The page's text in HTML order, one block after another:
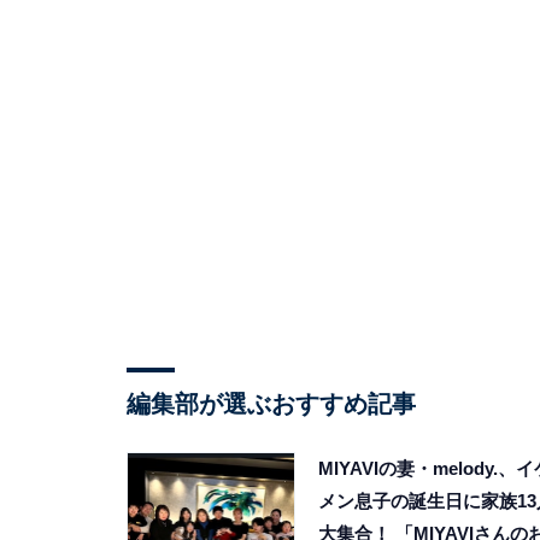
編集部が選ぶおすすめ記事
MIYAVIの妻・melody.、イ
メン息子の誕生日に家族13
大集合！ 「MIYAVIさんの